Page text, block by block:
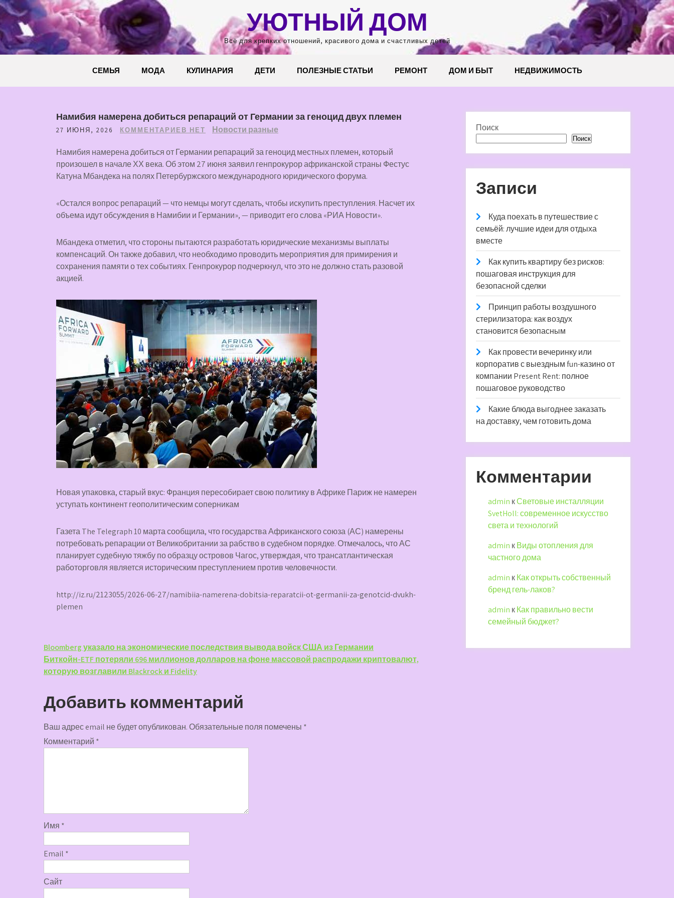
Перейти
содержимому
УЮТНЫЙ ДОМ
Всё для крепких отношений, красивого дома и счастливых детей
СЕМЬЯ МОДА КУЛИНАРИЯ ДЕТИ ПОЛЕЗНЫЕ СТАТЬИ РЕМОНТ ДОМ И БЫТ НЕДВИЖИМОСТЬ
Намибия намерена добиться репараций от Германии за геноцид двух племен
27 ИЮНЯ, 2026 КОММЕНТАРИЕВ НЕТ Новости разные
Намибия намерена добиться от Германии репараций за геноцид местных племен, который
произошел в начале ХХ века. Об этом 27 июня заявил генпрокурор африканской страны Фестус
Катуна Мбандека на полях Петербуржского международного юридического форума.
«Остался вопрос репараций — что немцы могут сделать, чтобы искупить преступления. Насчет их
объема идут обсуждения в Намибии и Германии», — приводит его слова «РИА Новости».
Мбандека отметил, что стороны пытаются разработать юридические механизмы выплаты
компенсаций. Он также добавил, что необходимо проводить мероприятия для примирения и
сохранения памяти о тех событиях. Генпрокурор подчеркнул, что это не должно стать разовой
акцией.
Новая упаковка, старый вкус: Франция пересобирает свою политику в Африке Париж не намерен
уступать континент геополитическим соперникам
Газета The Telegraph 10 марта сообщила, что государства Африканского союза (АС) намерены
потребовать репарации от Великобритании за рабство в судебном порядке. Отмечалось, что АС
планирует судебную тяжбу по образцу островов Чагос, утверждая, что трансатлантическая
работорговля является историческим преступлением против человечности.
http://iz.ru/2123055/2026-06-27/namibiia-namerena-dobitsia-reparatcii-ot-germanii-za-genotcid-dvukh-
plemen
Навигация
по
Bloomberg указало на экономические последствия вывода войск США из Германии
Биткойн-ETF потеряли 696 миллионов долларов на фоне массовой распродажи криптовалют,
которую возглавили Blackrock и Fidelity
Добавить комментарий
Ваш адрес email не будет опубликован.Обязательные поля помечены *
Комментарий *
Имя *
Email *
Сайт
Поиск
Поиск
Записи
Куда поехать в путешествие с
семьёй: лучшие идеи для отдыха
вместе
Как купить квартиру без рисков:
пошаговая инструкция для
безопасной сделки
Принцип работы воздушного
стерилизатора: как воздух
становится безопасным
Как провести вечеринку или
корпоратив с выездным fun-казино от
компании Present Rent: полное
пошаговое руководство
Какие блюда выгоднее заказать
на доставку, чем готовить дома
Комментарии
admin кСветовые инсталляции
SvetHoll: современное искусство
света и технологий
admin кВиды отопления для
частного дома
admin кКак открыть собственный
бренд гель-лаков?
admin кКак правильно вести
семейный бюджет?